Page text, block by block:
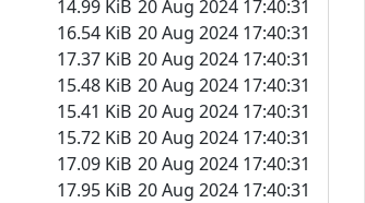
14.99 KiB 20 Aug 2024 17:40:31
16.54 KiB 20 Aug 2024 17:40:31
17.37 KiB 20 Aug 2024 17:40:31
15.48 KiB 20 Aug 2024 17:40:31
15.41 KiB 20 Aug 2024 17:40:31
15.72 KiB 20 Aug 2024 17:40:31
17.09 KiB 20 Aug 2024 17:40:31
17.95 KiB 20 Aug 2024 17:40:31